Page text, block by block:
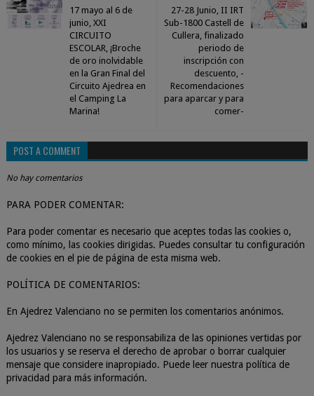
27-28 Junio, II IRT
Sub-1800 Castell de
Cullera, finalizado
periodo de
inscripción con
descuento, -
Recomendaciones
para aparcar y para
comer-
17 mayo al 6 de
junio, XXI
CIRCUITO
ESCOLAR, ¡Broche
de oro inolvidable
en la Gran Final del
Circuito Ajedrea en
el Camping La
Marina!
POST A COMMENT
No hay comentarios
PARA PODER COMENTAR:
Para poder comentar es necesario que aceptes todas las cookies o,
como mínimo, las cookies dirigidas. Puedes consultar tu configuración
de cookies en el pie de página de esta misma web.
POLÍTICA DE COMENTARIOS:
En Ajedrez Valenciano no se permiten los comentarios anónimos.
Ajedrez Valenciano no se responsabiliza de las opiniones vertidas por
los usuarios y se reserva el derecho de aprobar o borrar cualquier
mensaje que considere inapropiado. Puede leer nuestra política de
privacidad para más información.